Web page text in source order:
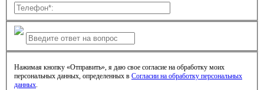
Нажимая кнопку «Отправить», я даю свое согласие на обработку моих
персональных данных, определенных в Согласии на обработку персональных
данных